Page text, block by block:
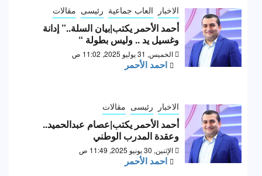
الاخبار العاب جماعية رئيسى مقالات
أحمد الأحمر يكتب|بيان السلة..” إدانة
وغسيل يد .. وليس بطولة “
الخميس, 31 يوليو 2025, 11:02 ص
احمد الأحمر
الاخبار رئيسى مقالات
أحمد الأحمر يكتب|عصام عبدالحميد..
وعقدة المدرب الوطني
الإثنين, 30 يونيو 2025, 11:49 ص
احمد الأحمر